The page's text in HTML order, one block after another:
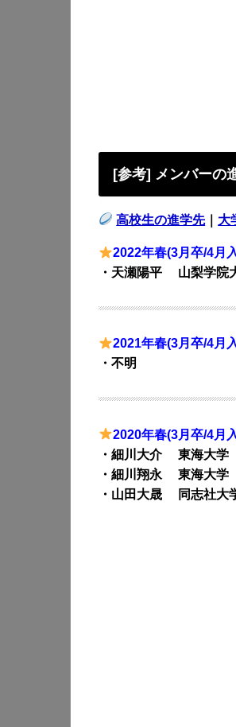
[参考] メンバーの
高校生の進学先｜ 大
2022年春(3月卒/4月
・天瀬陽平 山梨学院
2021年春(3月卒/4月
・不明
2020年春(3月卒/4月
・細川大介 東海大学
・細川翔永 東海大学
・山田大晟 同志社大